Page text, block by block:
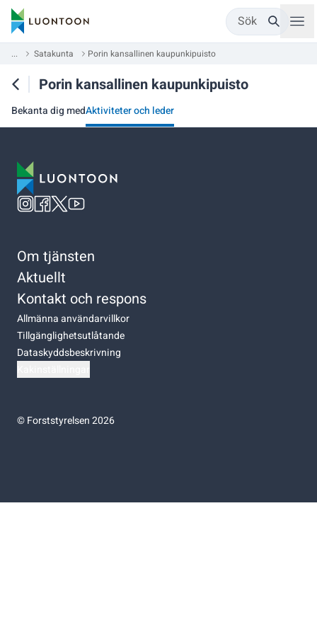
Sök
... Satakunta Porin kansallinen kaupunkipuisto
Porin kansallinen kaupunkipuisto
Bekanta dig medAktiviteter och leder
Om tjänsten
Aktuellt
Kontakt och respons
Allmänna användarvillkor
Tillgänglighetsutlåtande
Dataskyddsbeskrivning
©Forststyrelsen 2026